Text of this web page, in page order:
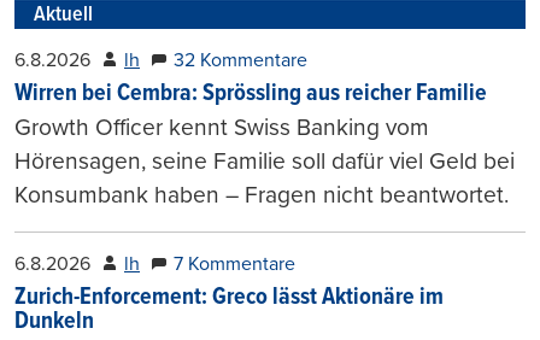
Aktuell
6.8.2026 lh 32 Kommentare
Wirren bei Cembra: Sprössling aus reicher Familie
Growth Officer kennt Swiss Banking vom
Hörensagen, seine Familie soll dafür viel Geld bei
Konsumbank haben – Fragen nicht beantwortet.
6.8.2026 lh 7 Kommentare
Zurich-Enforcement: Greco lässt Aktionäre im
Dunkeln